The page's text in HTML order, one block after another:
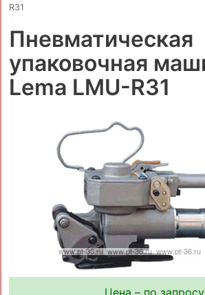
R31
Пневматическая
упаковочная
Lema LMU-R31